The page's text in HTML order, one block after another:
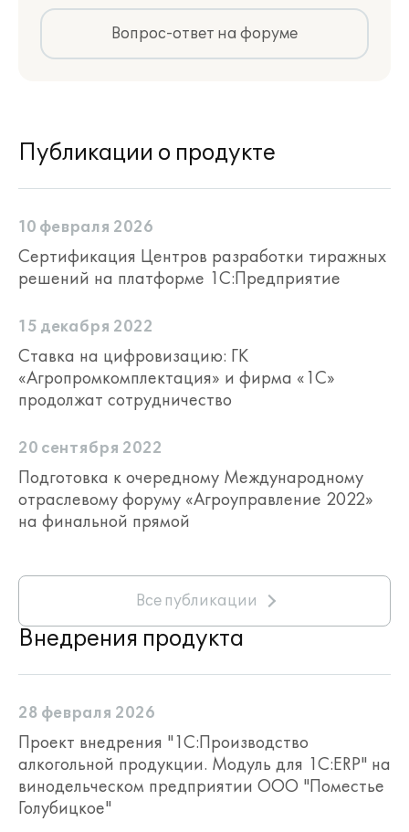
Вопрос-ответ на форуме
Публикации о продукте
10 февраля 2026
Сертификация Центров разработки тиражных
решений на платформе 1С:Предприятие
15 декабря 2022
Ставка на цифровизацию: ГК
«Агропромкомплектация» и фирма «1С»
продолжат сотрудничество
20 сентября 2022
Подготовка к очередному Международному
отраслевому форуму «Агроуправление 2022»
на финальной прямой
Все публикации
Внедрения продукта
28 февраля 2026
Проект внедрения "1С:Производство
алкогольной продукции. Модуль для 1С:ERP" на
винодельческом предприятии ООО "Поместье
Голубицкое"